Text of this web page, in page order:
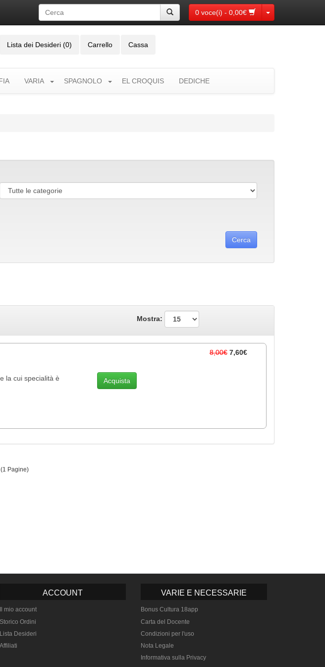
0 voce(i) - 0,00€ Toggle Dropdown
Lista dei Desideri (0) Carrello Cassa
VARIA SPAGNOLO EL CROQUIS DEDICHE
Mostra:
la cui specialità è
8,00€ 7,60€
Acquista
Pagine)
ACCOUNT
Il mio account
Storico Ordini
Lista Desideri
Affiliati
VARIE E NECESSARIE
Bonus Cultura 18app
Carta del Docente
Condizioni per l'uso
Nota Legale
Informativa sulla Privacy